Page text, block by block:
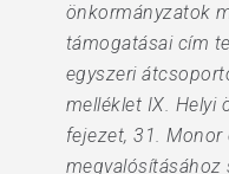
önkormányzatok
támogatásai cím
egyszeri
melléklet IX. Helyi
fejezet, 31.
megvalósításához